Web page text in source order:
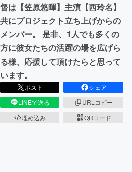
CAMPFIREふるさと納税
督は【笠原悠暉】主演【西玲名】
共にプロジェクト立ち上げからの
メンバー。 是非、1人でも多くの
方に彼女たちの活躍の場を広げら
る様、応援して頂けたらと思って
います。
ポスト
シェア
LINEで送る
URLコピー
埋め込み
QRコード